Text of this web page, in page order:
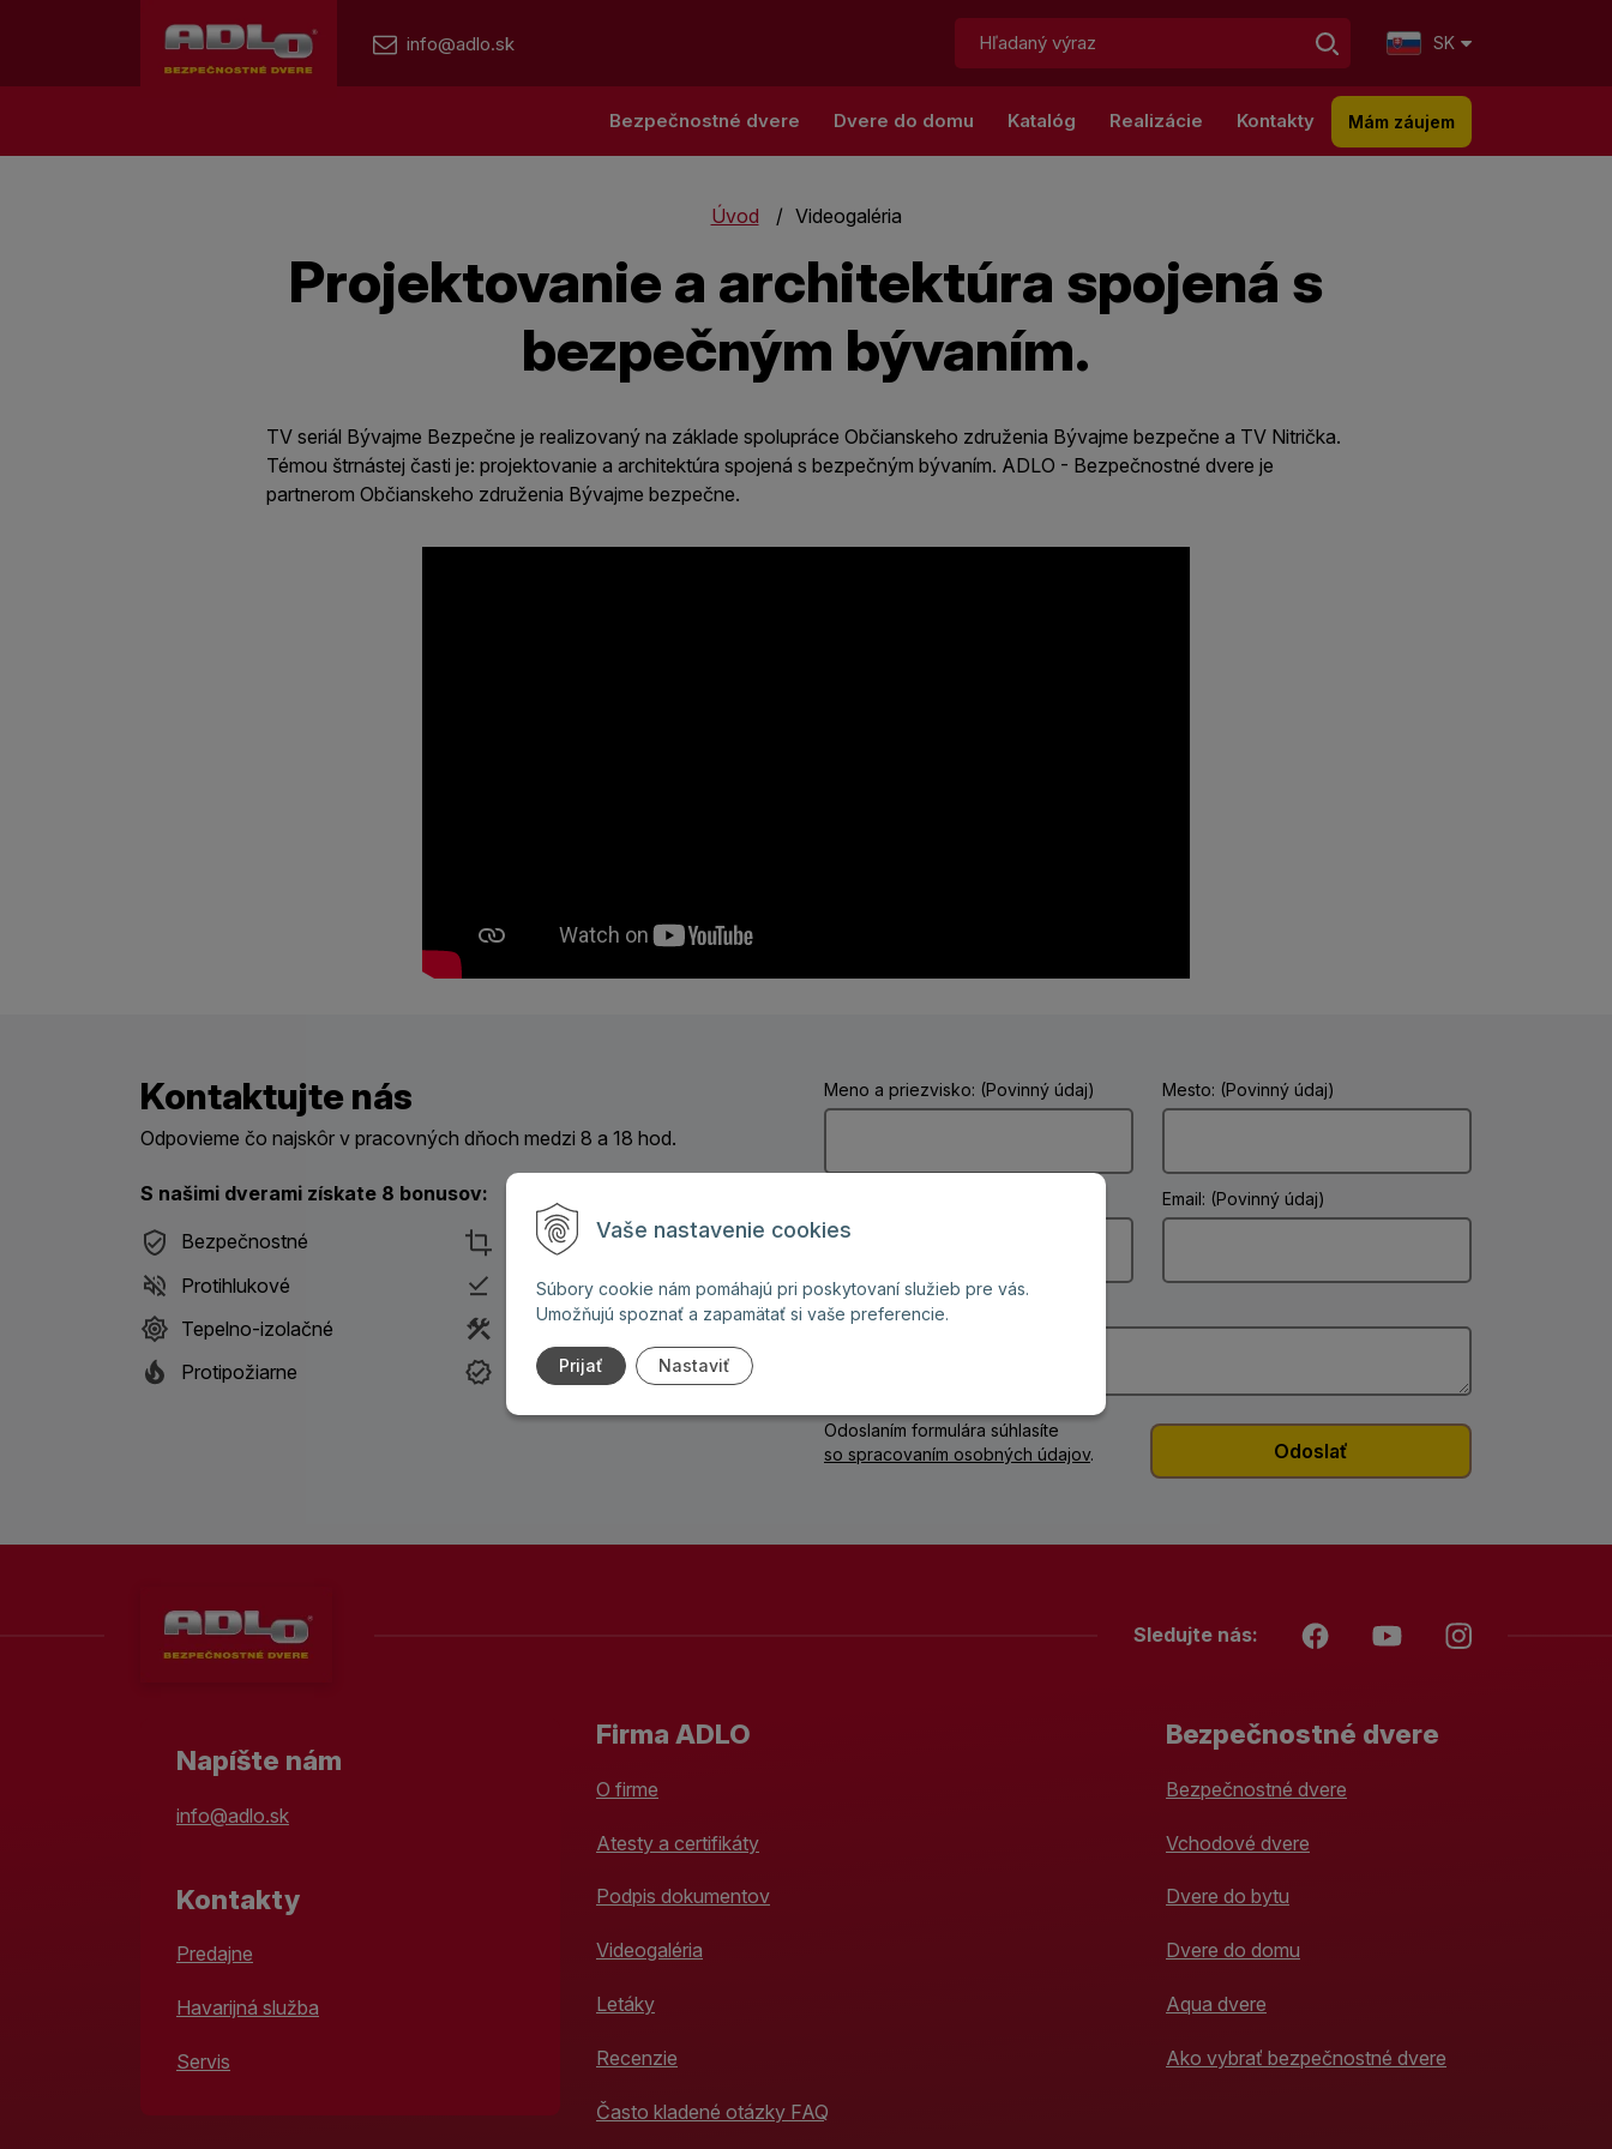
Vaše nastavenie cookies
Súbory cookie nám pomáhajú pri poskytovaní služieb pre vás.
Umožňujú spoznať a zapamätať si vaše preferencie.
Prijať Nastaviť
info@adlo.sk
Hľadať: SK
Bezpečnostné dvere Dvere do domu Katalóg Realizácie Kontakty Mám záujem
Úvod Videogaléria
Projektovanie a architektúra spojená s
bezpečným bývaním.
TV seriál Bývajme Bezpečne je realizovaný na základe spolupráce Občianskeho združenia Bývajme bezpečne a TV Nitrička.
Témou štrnástej časti je: projektovanie a architektúra spojená s bezpečným bývaním. ADLO - Bezpečnostné dvere je
partnerom Občianskeho združenia Bývajme bezpečne.
Kontaktujte nás
Odpovieme čo najskôr v pracovných dňoch medzi 8 a 18 hod.
S našimi dverami získate 8 bonusov:
Bezpečnostné
Design na mieru
Protihlukové
Priamo od výrobcu
Tepelno-izolačné
S montážou
Protipožiarne
Istota servisu na 30 rokov
Meno a priezvisko: (Povinný údaj) Mesto: (Povinný údaj)
Email: (Povinný údaj)
Vaša správa: (Povinný údaj)
Odoslaním formulára súhlasíte
so spracovaním osobných údajov.
Sledujte nás:
Napíšte nám
info@adlo.sk
Kontakty
Predajne
Havarijná služba
Servis
Firma ADLO
O firme
Atesty a certifikáty
Podpis dokumentov
Videogaléria
Letáky
Recenzie
Často kladené otázky FAQ
Bezpečnostné dvere
Bezpečnostné dvere
Vchodové dvere
Dvere do bytu
Dvere do domu
Aqua dvere
Ako vybrať bezpečnostné dvere